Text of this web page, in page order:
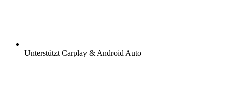
Unterstützt Carplay & Android Auto